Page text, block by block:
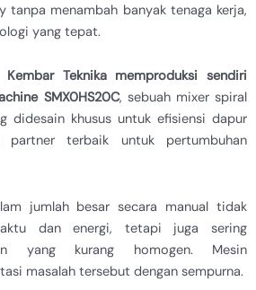
menambah banyak tenaga kerja,
yang tepat.
Kembar Teknika memproduksi sendiri
SMX0HS20C, sebuah mixer spiral
didesain khusus untuk efisiensi dapur
partner terbaik untuk pertumbuhan
jumlah besar secara manual tidak
dan energi, tetapi juga sering
yang kurang homogen. Mesin
masalah tersebut dengan sempurna.